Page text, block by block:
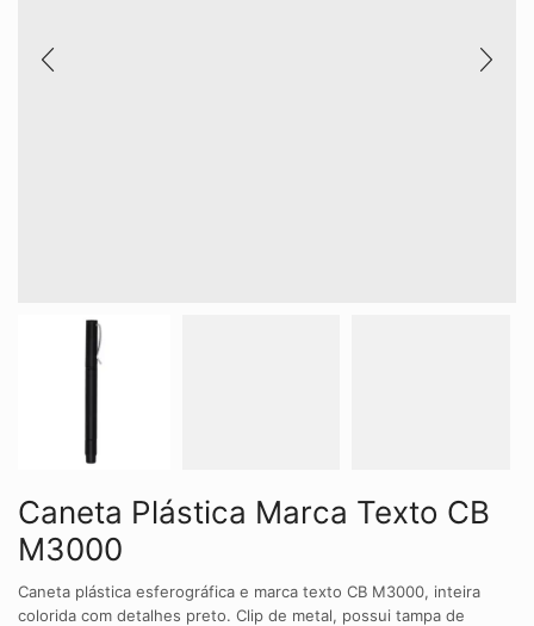
Caneta Plástica Marca Texto CB
M3000
Caneta plástica esferográfica e marca texto CB M3000, inteira
colorida com detalhes preto. Clip de metal, possui tampa de